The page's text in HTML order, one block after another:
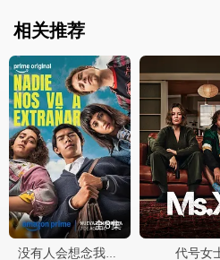
相关推荐
全8集
没有人会想念我们第二季 代号女